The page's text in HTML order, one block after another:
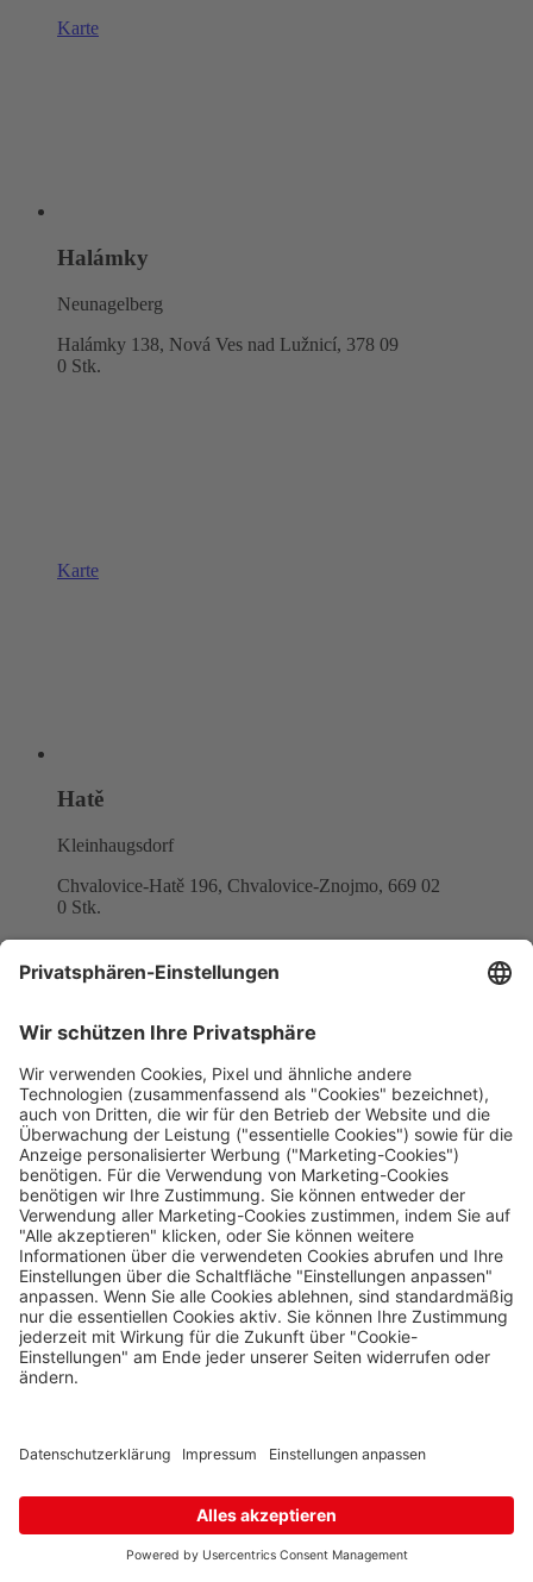
Karte
Halámky
Neunagelberg
Halámky 138, Nová Ves nad Lužnicí, 378 09
0 Stk.
Karte
Hatě
Kleinhaugsdorf
Chvalovice-Hatě 196, Chvalovice-Znojmo, 669 02
0 Stk.
Karte
Hevlín
Laa an der Thaya
0 Stk.